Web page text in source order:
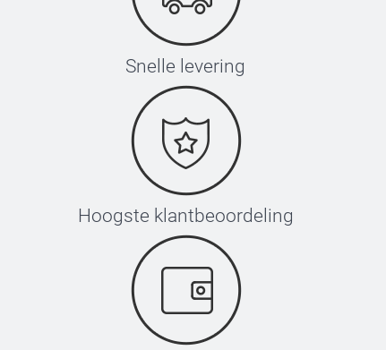
Snelle levering
Hoogste klantbeoordeling